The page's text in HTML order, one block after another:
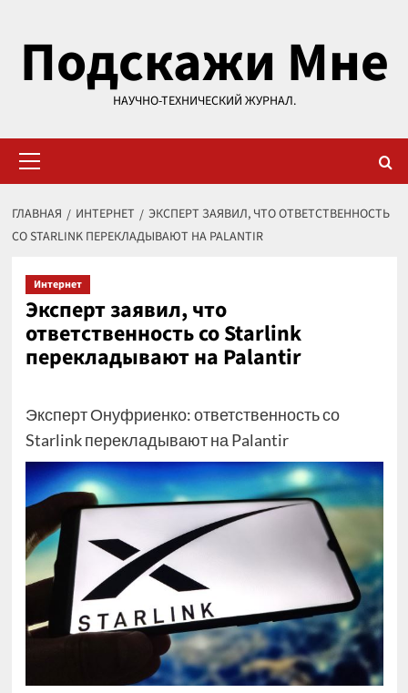
содержимому
Подскажи Мне
НАУЧНО-ТЕХНИЧЕСКИЙ ЖУРНАЛ.
меню
ГЛАВНАЯ ИНТЕРНЕТ
ЭКСПЕРТ ЗАЯВИЛ, ЧТО ОТВЕТСТВЕННОСТЬ
СО STARLINK ПЕРЕКЛАДЫВАЮТ НА PALANTIR
Интернет
Эксперт заявил, что
ответственность со Starlink
перекладывают на Palantir
Эксперт Онуфриенко: ответственность со
Starlink перекладывают на Palantir